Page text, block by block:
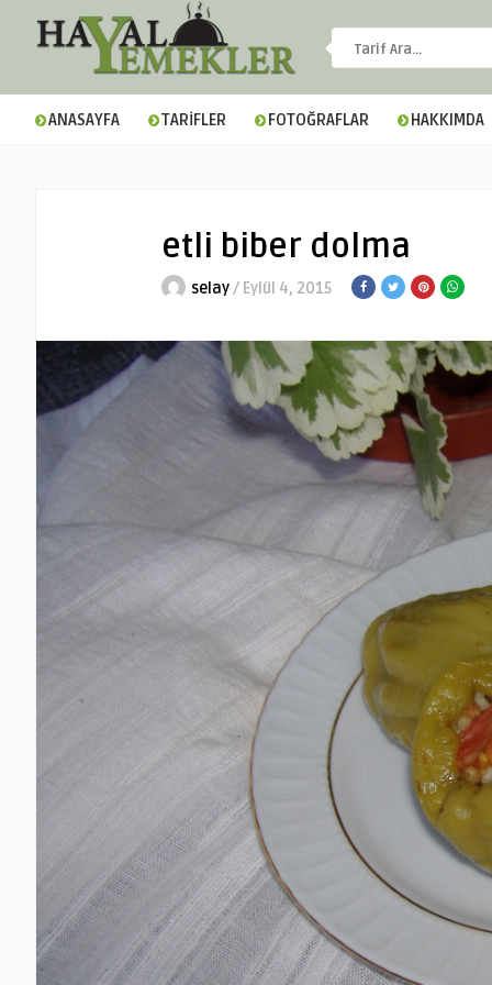
▼
ANASAYFA TARİFLER FOTOĞRAFLAR HAKKIMDA
etli biber dolma
selay/ Eylül 4, 2015